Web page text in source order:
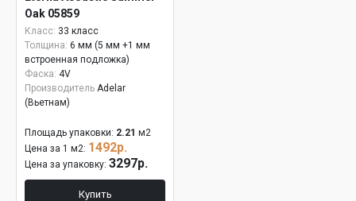
Oak 05859
Класс: 33 класс
Толщина: 6 мм (5 мм +1 мм
встроенная подложка)
Фаска: 4V
Производитель Adelar
(Вьетнам)
Площадь упаковки: 2.21 м2
Цена за 1 м2: 1492р.
Цена за упаковку: 3297р.
Купить